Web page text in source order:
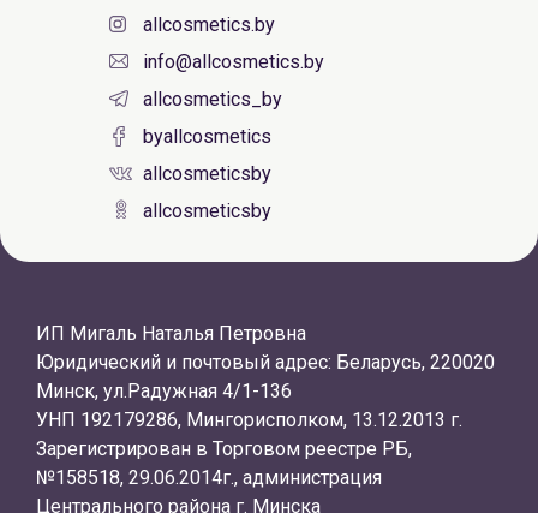
allcosmetics.by
info@allcosmetics.by
allcosmetics_by
byallcosmetics
allcosmeticsby
allcosmeticsby
ИП Мигаль Наталья Петровна
Юридический и почтовый адрес: Беларусь, 220020
Минск, ул.Радужная 4/1-136
УНП 192179286, Мингорисполком, 13.12.2013 г.
Зарегистрирован в Торговом реестре РБ,
№158518, 29.06.2014г., администрация
Центрального района г. Минска